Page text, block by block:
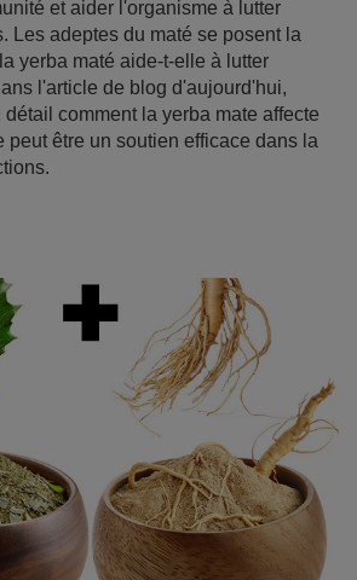
et aider l'organisme à lutter
Les adeptes du maté se posent la
yerba maté aide-t-elle à lutter
l'article de blog d'aujourd'hui,
comment la yerba mate affecte
peut être un soutien efficace dans la